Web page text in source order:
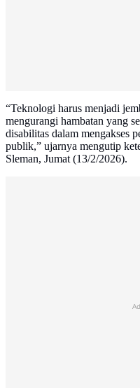
“Teknologi harus menjadi
mengurangi hambatan yang
disabilitas dalam mengakses
publik,” ujarnya mengutip
Sleman, Jumat (13/2/2026).